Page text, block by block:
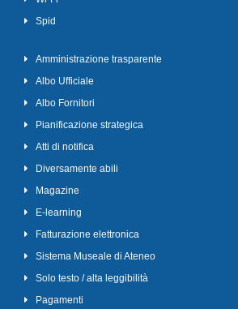
Spid
Amministrazione trasparente
Albo Ufficiale
Albo Fornitori
Pianificazione strategica
Atti di notifica
Diversamente abili
Magazine
E-learning
Fatturazione elettronica
Sistema Museale di Ateneo
Solo testo / alta leggibilità
Pagamenti